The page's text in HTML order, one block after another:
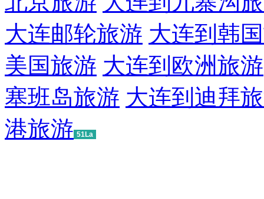
大连邮轮旅游 大连到韩
美国旅游 大连到欧洲旅游
塞班岛旅游 大连到迪拜
港旅游 51La